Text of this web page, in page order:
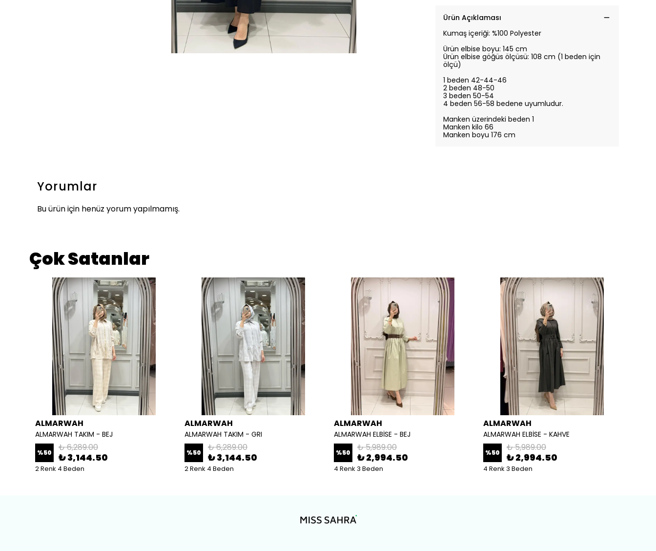
Ürün Açıklaması
Kumaş içeriği: %100 Polyester
Ürün elbise boyu: 145 cm
Ürün elbise göğüs ölçüsü: 108 cm (1 beden için
ölçü)
1 beden 42-44-46
2 beden 48-50
3 beden 50-54
4 beden 56-58 bedene uyumludur.
Manken üzerindeki beden 1
Manken kilo 66
Manken boyu 176 cm
Yorumlar
Bu ürün için henüz yorum yapılmamış.
Çok Satanlar
ALMARWAH
ALMARWAH TAKIM - BEJ
%50 ₺ 6,289.00
₺ 3,144.50
2 Renk 4 Beden
ALMARWAH
ALMARWAH TAKIM - GRI
%50 ₺ 6,289.00
₺ 3,144.50
2 Renk 4 Beden
ALMARWAH
ALMARWAH ELBİSE - BEJ
%50 ₺ 5,989.00
₺ 2,994.50
4 Renk 3 Beden
ALMARWAH
ALMARWAH ELBİSE - KAHVE
%50 ₺ 5,989.00
₺ 2,994.50
4 Renk 3 Beden